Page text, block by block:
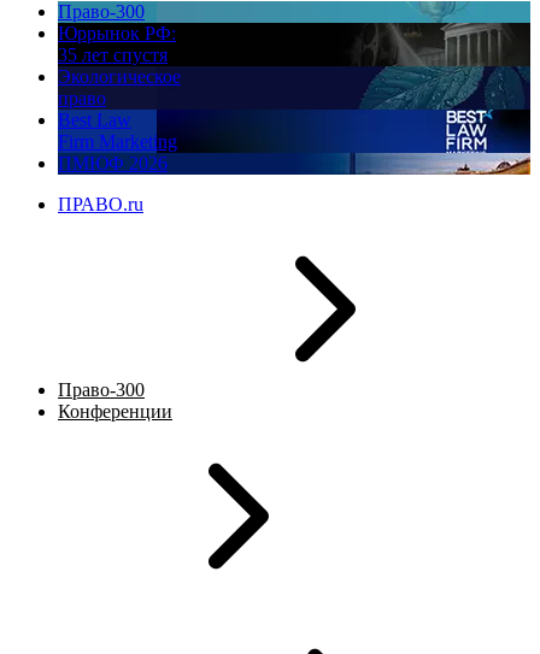
Право-300
Юррынок РФ:
35 лет спустя
Экологическое
право
Best Law
Firm Marketing
ПМЮФ 2026
ПРАВО.ru
Право-300
Конференции